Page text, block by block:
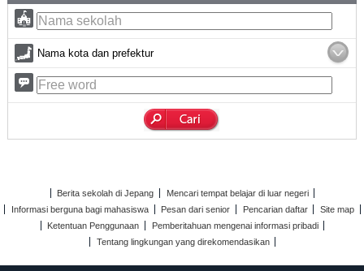
Nama kota dan prefektur
Berita sekolah di Jepang
Mencari tempat belajar di luar negeri
Informasi berguna bagi mahasiswa
Pesan dari senior Pencarian daftar
Site map
Ketentuan Penggunaan
Pemberitahuan mengenai informasi pribadi
Tentang lingkungan yang direkomendasikan